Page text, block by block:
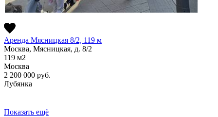
Аренда Мясницкая 8/2, 119 м
Москва, Мясницкая, д. 8/2
119 м2
Москва
2 200 000 руб.
Лубянка
Показать ещё